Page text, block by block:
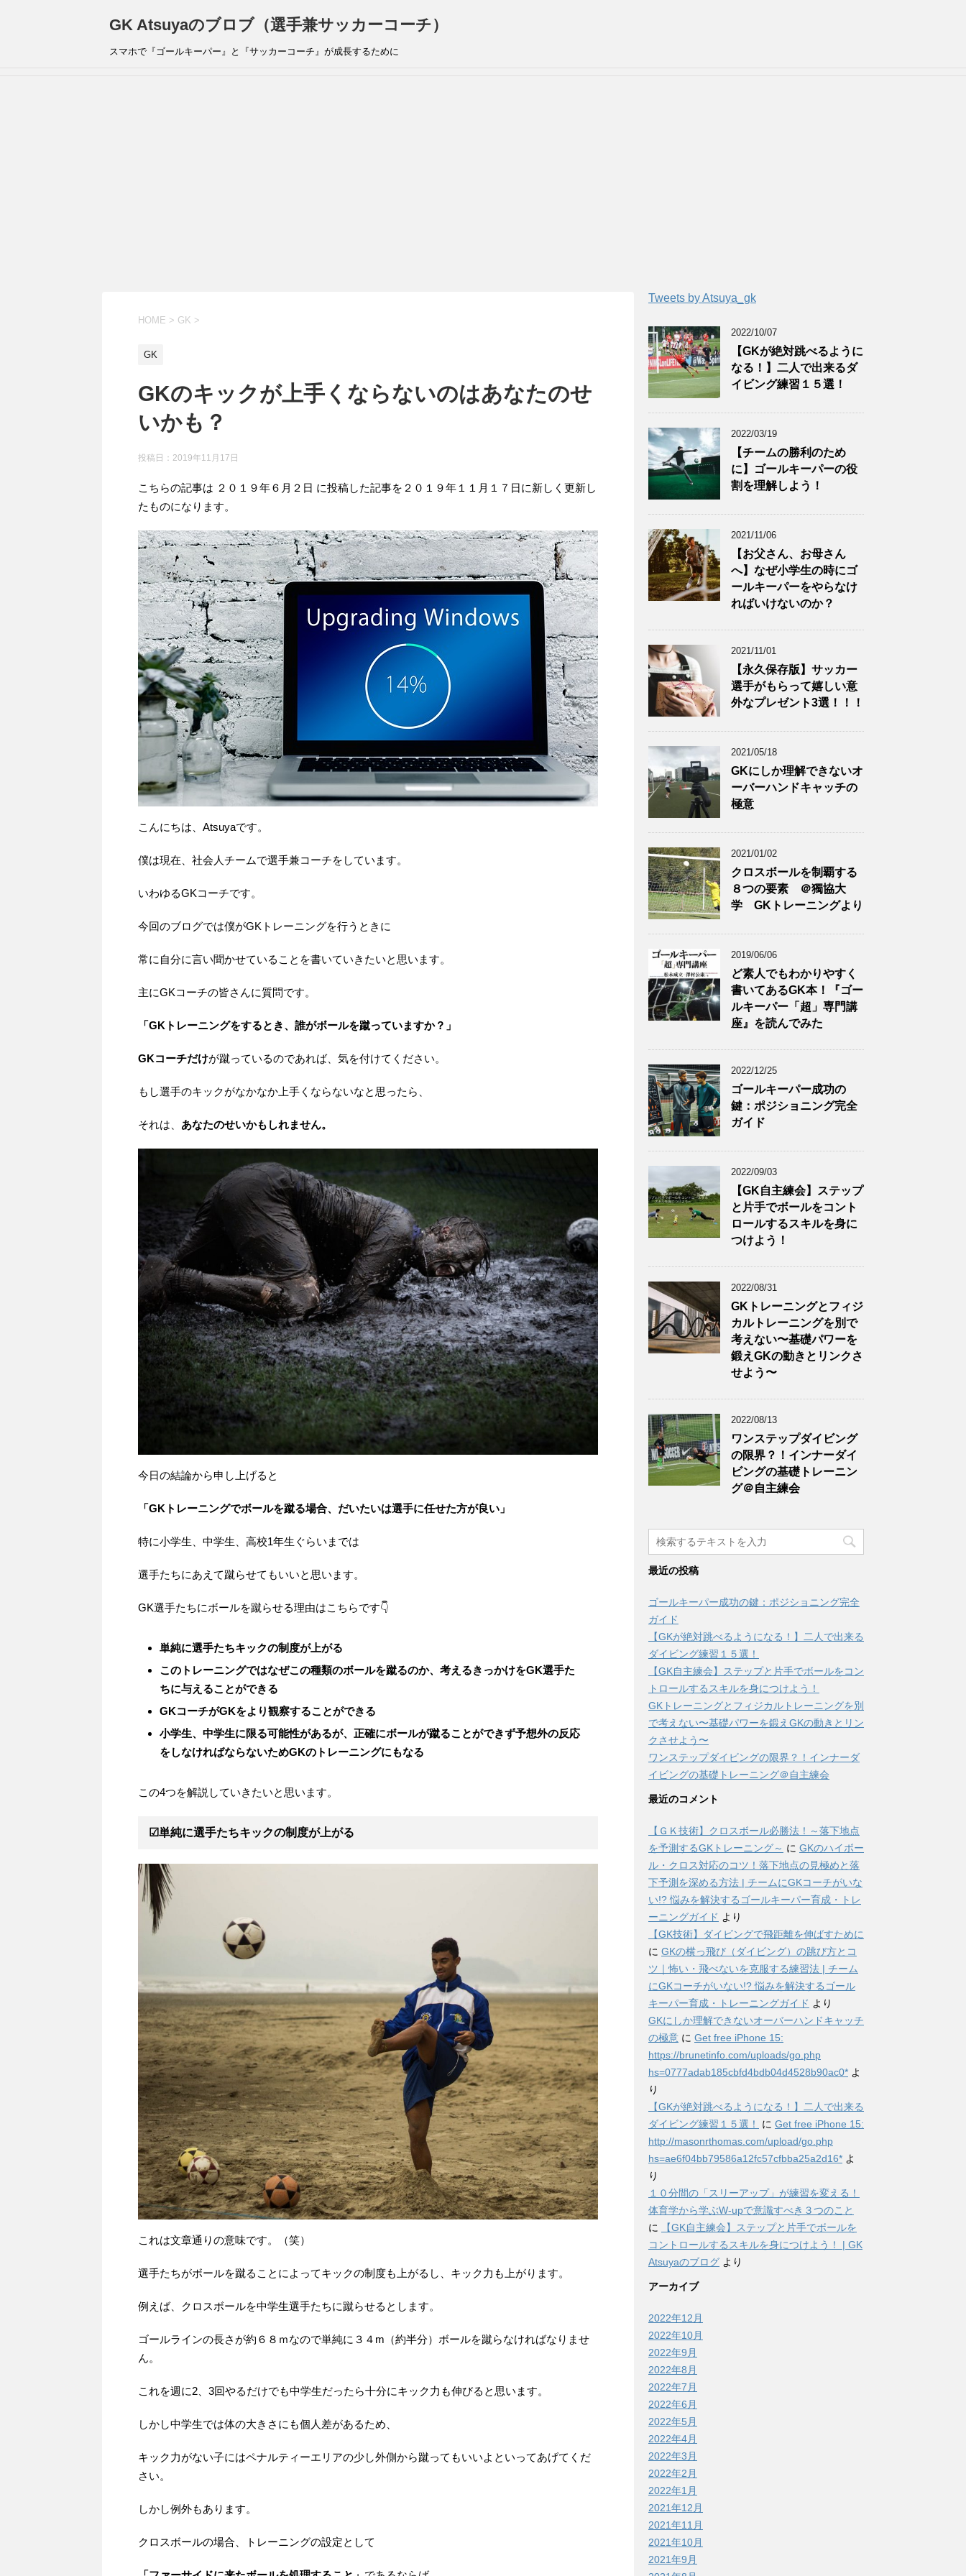
GK Atsuyaのブロブ（選手兼サッカーコーチ）
スマホで『ゴールキーパー』と『サッカーコーチ』が成長するために
HOME > GK >
GK
GKのキックが上手くならないのはあなたのせ
いかも？
投稿日： 2019年11月17日
こちらの記事は ２０１９年６月２日 に投稿した記事を２０１９年１１月１７日に新しく更新し
たものになります。
こんにちは、Atsuyaです。
僕は現在、社会人チームで選手兼コーチをしています。
いわゆるGKコーチです。
今回のブログでは僕がGKトレーニングを行うときに
常に自分に言い聞かせていることを書いていきたいと思います。
主にGKコーチの皆さんに質問です。
「GKトレーニングをするとき、誰がボールを蹴っていますか？」
GKコーチだけが蹴っているのであれば、気を付けてください。
もし選手のキックがなかなか上手くならないなと思ったら、
それは、 あなたのせいかもしれません。
今日の結論から申し上げると
「GKトレーニングでボールを蹴る場合、だいたいは選手に任せた方が良い」
特に小学生、中学生、高校1年生ぐらいまでは
選手たちにあえて蹴らせてもいいと思います。
GK選手たちにボールを蹴らせる理由はこちらです👇
単純に選手たちキックの制度が上がる
このトレーニングではなぜこの種類のボールを蹴るのか、考えるきっかけをGK選手た
ちに与えることができる
GKコーチがGKをより観察することができる
小学生、中学生に限る可能性があるが、正確にボールが蹴ることができず予想外の反応
をしなければならないためGKのトレーニングにもなる
この4つを解説していきたいと思います。
☑単純に選手たちキックの制度が上がる
これは文章通りの意味です。（笑）
選手たちがボールを蹴ることによってキックの制度も上がるし、キック力も上がります。
例えば、クロスボールを中学生選手たちに蹴らせるとします。
ゴールラインの長さが約６８ｍなので単純に３４m（約半分）ボールを蹴らなければなりませ
ん。
これを週に2、3回やるだけでも中学生だったら十分にキック力も伸びると思います。
しかし中学生では体の大きさにも個人差があるため、
キック力がない子にはペナルティーエリアの少し外側から蹴ってもいいよといってあげてくだ
さい。
しかし例外もあります。
クロスボールの場合、トレーニングの設定として
Tweets by Atsuya_gk
2022/10/07
【GKが絶対跳べるように
なる！】二人で出来るダ
イビング練習１５選！
2022/03/19
【チームの勝利のため
に】ゴールキーパーの役
割を理解しよう！
2021/11/06
【お父さん、お母さん
へ】なぜ小学生の時にゴ
ールキーパーをやらなけ
ればいけないのか？
2021/11/01
【永久保存版】サッカー
選手がもらって嬉しい意
外なプレゼント3選！！！
2021/05/18
GKにしか理解できないオ
ーバーハンドキャッチの
極意
2021/01/02
クロスボールを制覇する
８つの要素 ＠獨協大
学 GKトレーニングより
2019/06/06
ど素人でもわかりやすく
書いてあるGK本！『ゴー
ルキーパー「超」専門講
座』を読んでみた
2022/12/25
ゴールキーパー成功の
鍵：ポジショニング完全
ガイド
2022/09/03
【GK自主練会】ステップ
と片手でボールをコント
ロールするスキルを身に
つけよう！
2022/08/31
GKトレーニングとフィジ
カルトレーニングを別で
考えない〜基礎パワーを
鍛えGKの動きとリンクさ
せよう〜
2022/08/13
ワンステップダイビング
の限界？！インナーダイ
ビングの基礎トレーニン
グ＠自主練会
最近の投稿
ゴールキーパー成功の鍵：ポジショニング完全
ガイド
【GKが絶対跳べるようになる！】二人で出来る
ダイビング練習１５選！
【GK自主練会】ステップと片手でボールをコン
トロールするスキルを身につけよう！
GKトレーニングとフィジカルトレーニングを別
で考えない〜基礎パワーを鍛えGKの動きとリン
クさせよう〜
ワンステップダイビングの限界？！インナーダ
イビングの基礎トレーニング＠自主練会
最近のコメント
【ＧＫ技術】クロスボール必勝法！～落下地点
を予測するGKトレーニング～ に GKのハイボー
ル・クロス対応のコツ！落下地点の見極めと落
下予測を深める方法 | チームにGKコーチがいな
い!? 悩みを解決するゴールキーパー育成・トレ
ーニングガイド より
【GK技術】ダイビングで飛距離を伸ばすために
に GKの横っ飛び（ダイビング）の跳び方とコ
ツ｜怖い・飛べないを克服する練習法 | チーム
にGKコーチがいない!? 悩みを解決するゴール
キーパー育成・トレーニングガイド より
GKにしか理解できないオーバーハンドキャッチ
の極意 に Get free iPhone 15:
https://brunetinfo.com/uploads/go.php
hs=0777adab185cbfd4bdb04d4528b90ac0* よ
り
【GKが絶対跳べるようになる！】二人で出来る
ダイビング練習１５選！
に Get free iPhone 15:
http://masonrthomas.com/upload/go.php
hs=ae6f04bb79586a12fc57cfbba25a2d16* よ
り
１０分間の「スリーアップ」が練習を変える！
体育学から学ぶW-upで意識すべき３つのこと
に
【GK自主練会】ステップと片手でボールを
コントロールするスキルを身につけよう！ | GK
Atsuyaのブログ より
アーカイブ
2022年12月
2022年10月
2022年9月
2022年8月
2022年7月
2022年6月
2022年5月
2022年4月
2022年3月
2022年2月
2022年1月
2021年12月
2021年11月
2021年10月
2021年9月